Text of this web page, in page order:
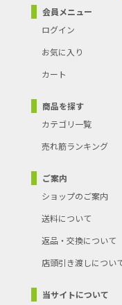
会員メニュー
ログイン
お気に入り
カート
商品を探す
カテゴリ一覧
売れ筋ランキング
ご案内
ショップのご案内
送料について
返品・交換について
店頭引き渡しについ
当サイトについて